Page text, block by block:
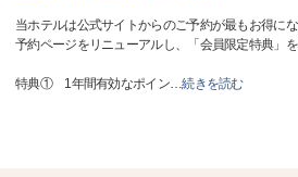
当ホテルは公式サイトからのご予約が最もお得に
予約ページをリニューアルし、「会員限定特典」を
特典① 1年間有効なポイン…続きを読む